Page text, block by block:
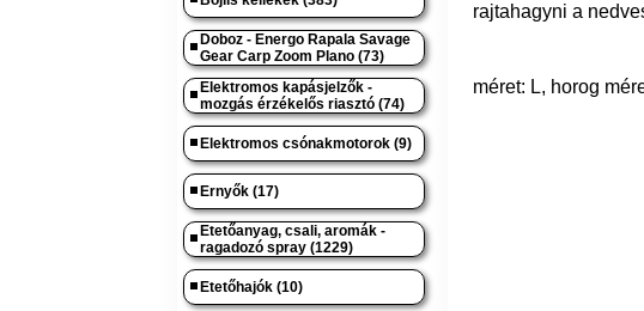
Doboz - Energo Rapala Savage
Gear Carp Zoom Plano (73)
Elektromos kapásjelzők -
mozgás érzékelős riasztó (74)
Elektromos csónakmotorok (9)
Ernyők (17)
Etetőanyag, csali, aromák -
ragadozó spray (1229)
Etetőhajók (10)
rajtahagyni a
méret: L, horog